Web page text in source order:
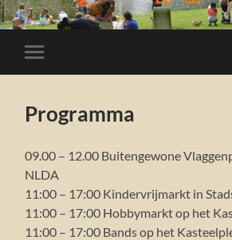
Breda
Toggle
mobiel
Programma
09.00 – 12.00 Buitengewone
NLDA
11:00 – 17:00 Kindervrijmarkt in
11:00 – 17:00 Hobbymarkt op het
11:00 – 17:00 Bands op het